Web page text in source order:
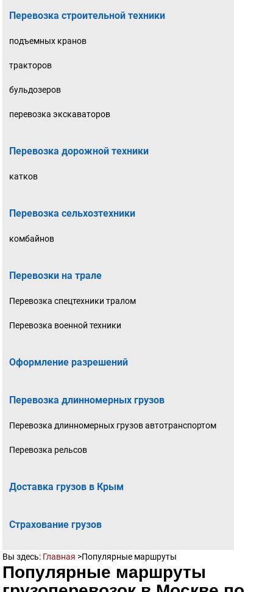
Перевозка строительной техники
подъемных кранов
тракторов
бульдозеров
перевозка экскаваторов
Перевозка дорожной техники
катков
Перевозка сельхозтехники
комбайнов
Перевозки на трале
Перевозка спецтехники тралом
Перевозка военной техники
Оформление разрешений
Перевозка длинномерных грузов
Перевозка длинномерных грузов автотранспортом
Перевозка рельсов
Доставка грузов в Крым
Страхование грузов
Вы здесь: Главная >Популярные маршруты
Популярные маршруты